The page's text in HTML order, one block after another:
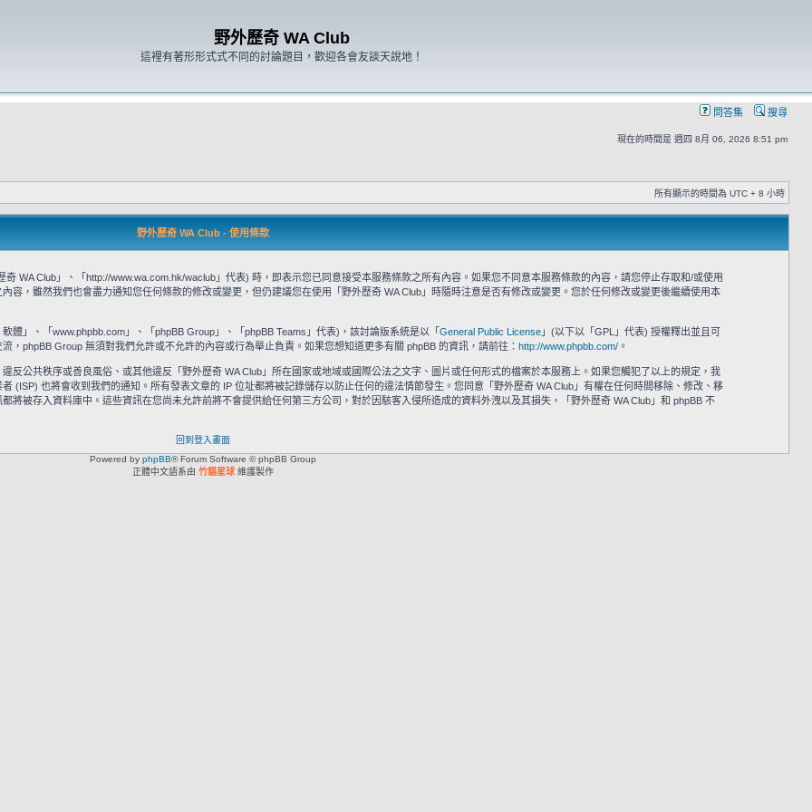
野外歷奇 WA Club
這裡有著形形式式不同的討論題目，歡迎各會友談天說地！
問答集 搜尋
現在的時間是 週四 8月 06, 2026 8:51 pm
所有顯示的時間為 UTC + 8 小時
野外歷奇 WA Club - 使用條款
WA Club」、「http://www.wa.com.hk/waclub」代表) 時，即表示您已同意接受本服務條款之所有內容。如果您不同意本服務條款的內容，請您停止存取和/或使用
容，雖然我們也會盡力通知您任何條款的修改或變更，但仍建議您在使用「野外歷奇 WA Club」時隨時注意是否有修改或變更。您於任何修改或變更後繼續使用本
體」、「www.phpbb.com」、「phpBB Group」、「phpBB Teams」代表)，該討論版系統是以「 General Public License」(以下以「GPL」代表) 授權釋出並且可
，phpBB Group 無須對我們允許或不允許的內容或行為舉止負責。如果您想知道更多有關 phpBB 的資訊，請前往： http://www.phpbb.com/。
反公共秩序或善良風俗、或其他違反「野外歷奇 WA Club」所在國家或地域或國際公法之文字、圖片或任何形式的檔案於本服務上。如果您觸犯了以上的規定，我
(ISP) 也將會收到我們的通知。所有發表文章的 IP 位址都將被記錄儲存以防止任何的違法情節發生。您同意「野外歷奇 WA Club」有權在任何時間移除、修改、移
將被存入資料庫中。這些資訊在您尚未允許前將不會提供給任何第三方公司，對於因駭客入侵所造成的資料外洩以及其損失，「野外歷奇 WA Club」和 phpBB 不
回到登入畫面
Powered by phpBB® Forum Software © phpBB Group
正體中文語系由 竹貓星球 維護製作